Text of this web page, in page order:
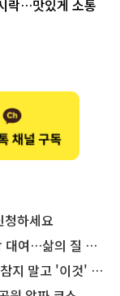
락…맛있게 소통
하세요
삶의 질 높인다
'이것' 해보세요!